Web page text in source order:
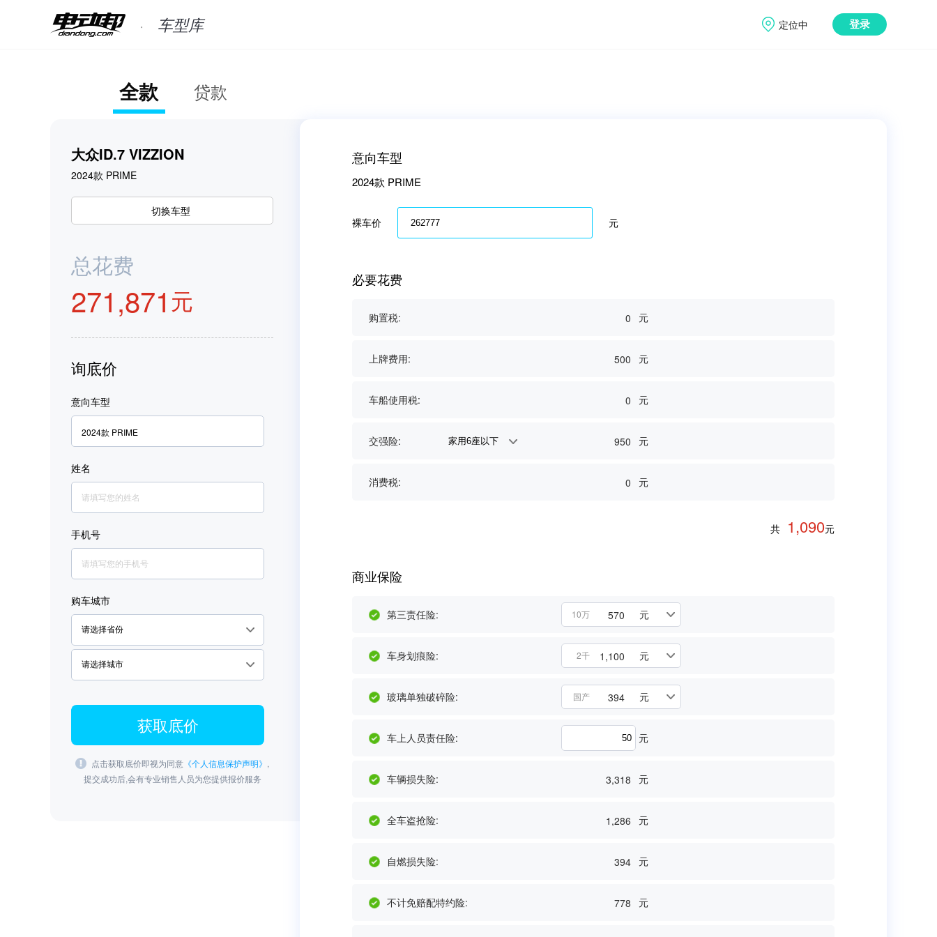
车型库 定位中 登录
全款 贷款
大众ID.7 VIZZION
2024款 PRIME
切换车型
总花费
0
1
2
1
4
5
6
7
0
1,
2
4
5
6
7
8
1
3
4
5
71 元
询底价
意向车型
2024款 PRIME
姓名
手机号
购车城市
获取底价
点击获取底价即视为同意 《个人信息保护声明》 ,
提交成功后,会有专业销售人员为您提供报价服务
意向车型
2024款 PRIME
裸车价 元
必要花费
购置税: 0 元
上牌费用: 500 元
车船使用税: 0 元
交强险: 950 元
消费税: 0 元
共 1,090元
商业保险
第三责任险: 10万 570 元
车身划痕险: 2千 1,100 元
玻璃单独破碎险: 国产 394 元
车上人员责任险: 元
车辆损失险: 3,318 元
全车盗抢险: 1,286 元
自燃损失险: 394 元
不计免赔配特约险: 778 元